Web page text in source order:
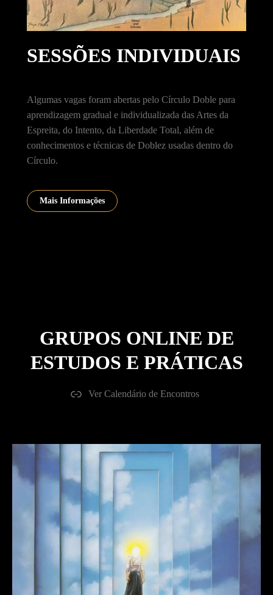
SESSÕES INDIVIDUAIS
Algumas vagas foram abertas pelo Círculo Doble para
aprendizagem gradual e individualizada das Artes da
Espreita, do Intento, da Liberdade Total, além de
conhecimentos e técnicas de Doblez usadas dentro do
Círculo.
Mais Informações
GRUPOS ONLINE DE
ESTUDOS E PRÁTICAS
Ver Calendário de Encontros